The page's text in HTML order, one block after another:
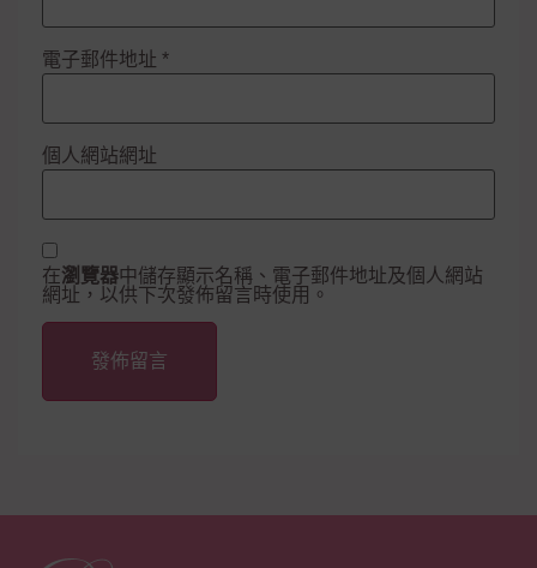
電子郵件地址 *
個人網站網址
在瀏覽器中儲存顯示名稱、電子郵件地址及個人網站
網址，以供下次發佈留言時使用。